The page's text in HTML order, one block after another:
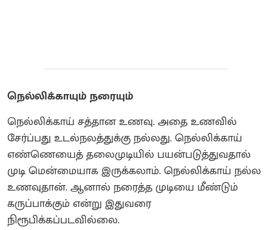
நெல்லிக்காயும் நரையும்
நெல்லிக்காய் சத்தான உணவு. அதை உணவில்
சேர்ப்பது உடல்நலத்துக்கு நல்லது. நெல்லிக்காய்
எண்ணெயைத் தலைமுடியில் பயன்படுத்துவதால்
முடி மென்மையாக இருக்கலாம். நெல்லிக்காய் நல்ல
உணவுதான். ஆனால் நரைத்த முடியை மீண்டும்
கருப்பாக்கும் என்று இதுவரை
நிரூபிக்கப்படவில்லை.